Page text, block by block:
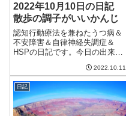
2022年10月10日の日記
散歩の調子がいいかんじ
認知行動療法を兼ねたうつ病＆
不安障害＆自律神経失調症＆
HSPの日記です。今日の出来事
が出るはずが今日もいまいち晴
れず、気温も上がらなかった。
最近天気予報が当たらない気が
する。もっと精度があがらない
ものか。問い合わ...
2022.10.11
日記